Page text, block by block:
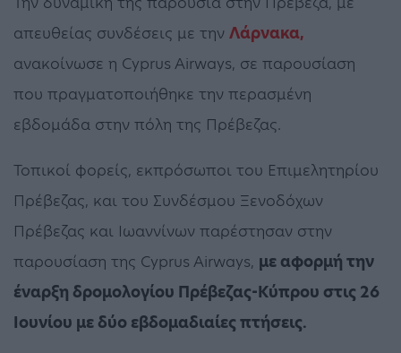
απευθείας συνδέσεις με την Λάρνακα,
ανακοίνωσε η Cyprus Airways, σε παρουσίαση
που πραγματοποιήθηκε την περασμένη
εβδομάδα στην πόλη της Πρέβεζας.
Τοπικοί φορείς, εκπρόσωποι του Επιμελητηρίου
Πρέβεζας, και του Συνδέσμου Ξενοδόχων
Πρέβεζας και Ιωαννίνων παρέστησαν στην
παρουσίαση της Cyprus Airways, με αφορμή την
έναρξη δρομολογίου Πρέβεζας-Κύπρου στις 26
Ιουνίου με δύο εβδομαδιαίες πτήσεις.